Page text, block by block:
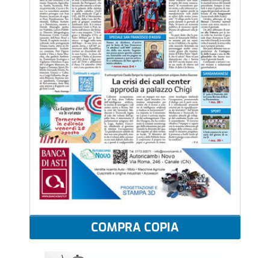
COMPRA COPIA